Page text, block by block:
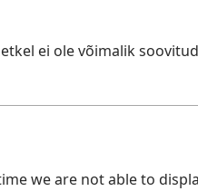
ei ole võimalik
we are not able to